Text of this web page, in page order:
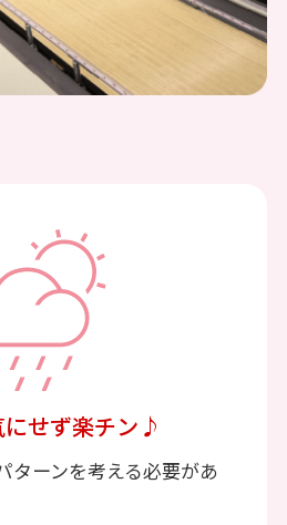
にせず楽チン♪
ターンを考える必要があ